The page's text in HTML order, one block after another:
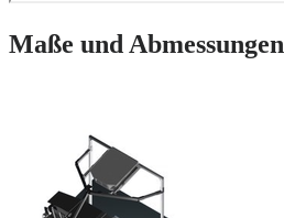
Maße und Abmessungen